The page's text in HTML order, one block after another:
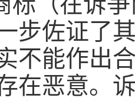
步佐证了
不能作出
在恶意。